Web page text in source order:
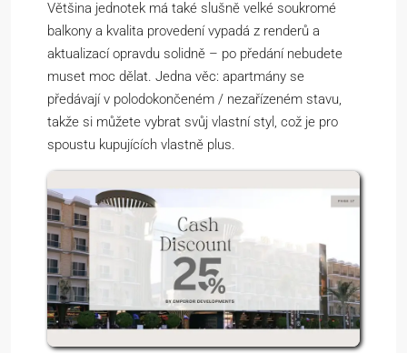
Většina jednotek má také slušně velké soukromé
balkony a kvalita provedení vypadá z renderů a
aktualizací opravdu solidně – po předání nebudete
muset moc dělat. Jedna věc: apartmány se
předávají v polodokončeném / nezařízeném stavu,
takže si můžete vybrat svůj vlastní styl, což je pro
spoustu kupujících vlastně plus.